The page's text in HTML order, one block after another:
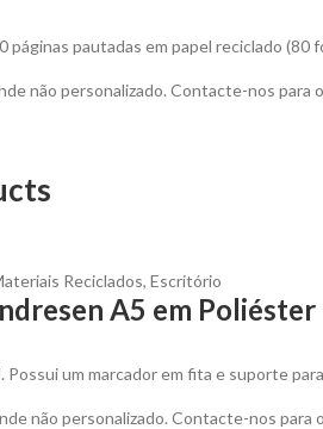
páginas pautadas em papel reciclado
não personalizado. Contacte-nos
Reciclados, Escritório
A5 em
Possui um marcador em fita e suporte
não personalizado. Contacte-nos